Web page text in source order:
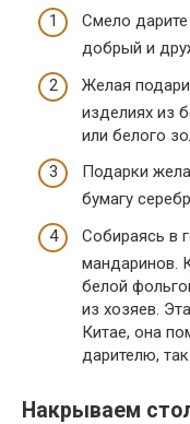
Смело дарите
добрый и
Желая
изделиях из
или белого
Подарки
бумагу
Собираясь в
мандаринов.
белой
из хозяев.
Китае, она
дарителю,
Накрываем